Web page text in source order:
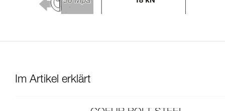
Im Artikel erklärt